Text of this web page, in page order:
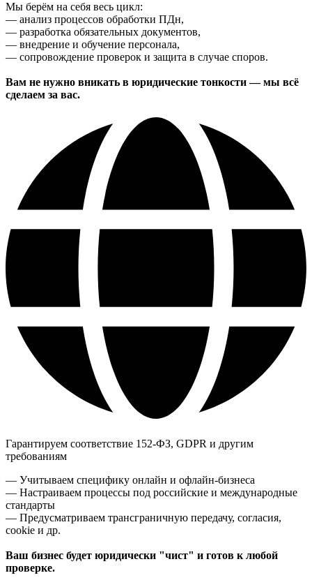
Мы берём на себя весь цикл:
— анализ процессов обработки ПДн,
— разработка обязательных документов,
— внедрение и обучение персонала,
— сопровождение проверок и защита в случае споров.
Вам не нужно вникать в юридические тонкости — мы всё
сделаем за вас.
Гарантируем соответствие 152-ФЗ, GDPR и другим
требованиям
— Учитываем специфику онлайн и офлайн-бизнеса
— Настраиваем процессы под российские и международные
стандарты
— Предусматриваем трансграничную передачу, согласия,
cookie и др.
Ваш бизнес будет юридически "чист" и готов к любой
проверке.